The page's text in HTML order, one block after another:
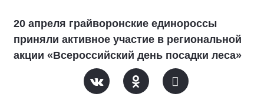
20 апреля грайворонские единороссы
приняли активное участие в региональной
акции «Всероссийский день посадки леса»